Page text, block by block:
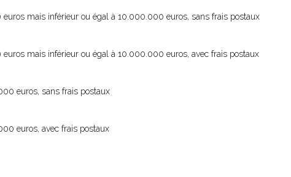
mais inférieur ou égal à 10.000.000 euros, sans frais postaux
mais inférieur ou égal à 10.000.000 euros, avec frais postaux
euros, sans frais postaux
euros, avec frais postaux